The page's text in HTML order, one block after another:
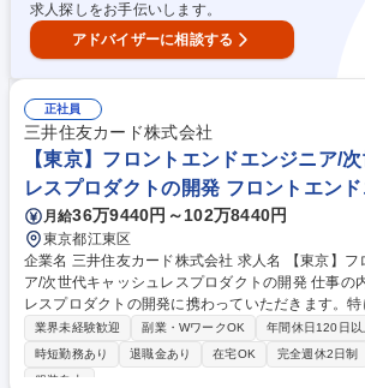
求人探しをお手伝いします。
アドバイザーに相談する
正社員
三井住友カード株式会社
【東京】フロントエンドエンジニア/
レスプロダクトの開発 フロントエン
月給36万9440円～102万8440円
東京都江東区
企業名 三井住友カード株式会社 求人名 【東京】フロントエンドエンジニ
ア/次世代キャッシュレスプロダクトの開発 仕事の内容 次世代キャッシュ
レスプロダクトの開発に携わっていただきます。
を活用した一貫性のあるUI/UXの構築を通じて、ユ
指します。 ■UIコンポーネントライブラリの設計・開発・管理を行い、プ
ロダクト全体での一貫性を確保 ■ReactやVue.jsな
業界未経験歓迎 副業・WワークOK 年間休日120日以
時短勤務あり
退職金あり 在宅OK 完全週休2日制
服装自由